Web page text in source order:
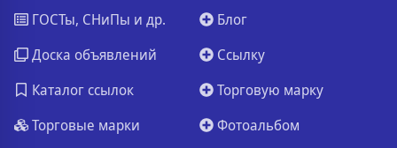
ГОСТы, СНиПы и др.
Доска объявлений
Каталог ссылок
Торговые марки
Блог
Ссылку
Торговую марку
Фотоальбом